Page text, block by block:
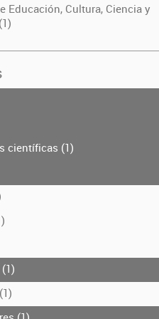
Educación, Cultura, Ciencia y
científicas (1)